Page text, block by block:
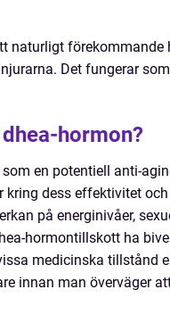
naturligt förekommande
Det fungerar
hormon?
en potentiell anti-
dess effektivitet
på energinivåer,
hormontillskott ha
medicinska tillstånd
innan man överväger